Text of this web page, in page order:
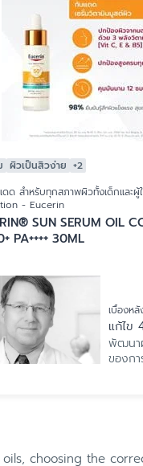
ผิวเป็นสิวง่าย +2
ด สำหรับทุกสภาพผิวทั้งเด็กและ
- Eucerin
SUN SERUM OIL
PA++++ 30ML
เบื้องห
แก้ไข
พัฒนา
ของก
choosing the